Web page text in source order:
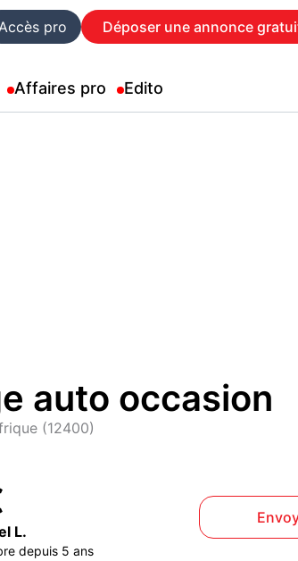
pro Déposer une annonce
Affaires pro Edito
auto occasion
(12400)
L.
depuis 5 ans